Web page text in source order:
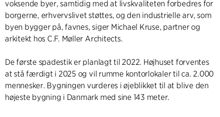
voksende byer, samtidig med at livskvaliteten forbedres for
borgerne, erhvervslivet støttes, og den industrielle arv, som
byen bygger på, favnes, siger Michael Kruse, partner og
arkitekt hos C.F. Møller Architects.
De første spadestik er planlagt til 2022. Højhuset forventes
at stå færdigt i 2025 og vil rumme kontorlokaler til ca. 2.000
mennesker. Bygningen vurderes i øjeblikket til at blive den
højeste bygning i Danmark med sine 143 meter.